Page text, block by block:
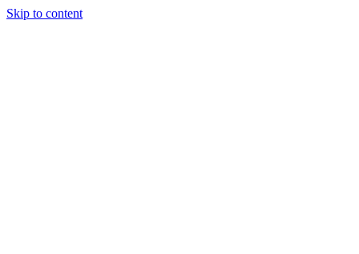
Skip to content